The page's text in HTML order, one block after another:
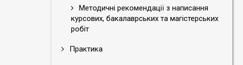
Методичні рекомендації з написання
курсових, бакалаврських та магістерських
робіт
Практика